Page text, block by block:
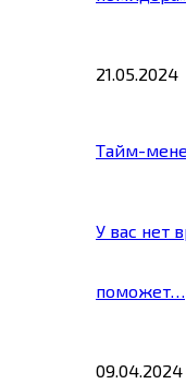
21.05.2024
Тайм-
У вас нет
поможет…
09.04.2024